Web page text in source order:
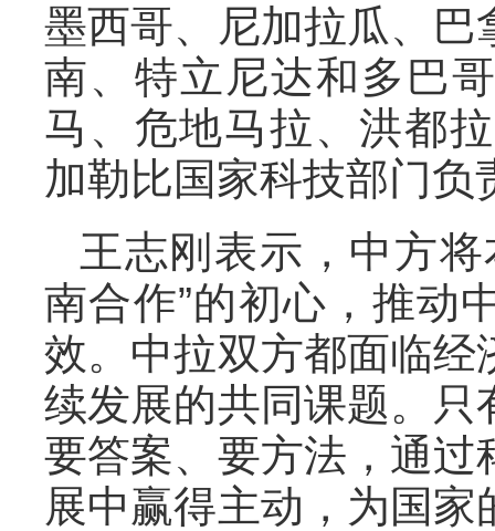
墨西哥、尼加拉瓜、
南、特立尼达和多巴
马、危地马拉、洪都
加勒比国家科技部门负
王志刚表示，中方
南合作”的初心，推动
效。中拉双方都面临
续发展的共同课题。
要答案、要方法，通
展中赢得主动，为国